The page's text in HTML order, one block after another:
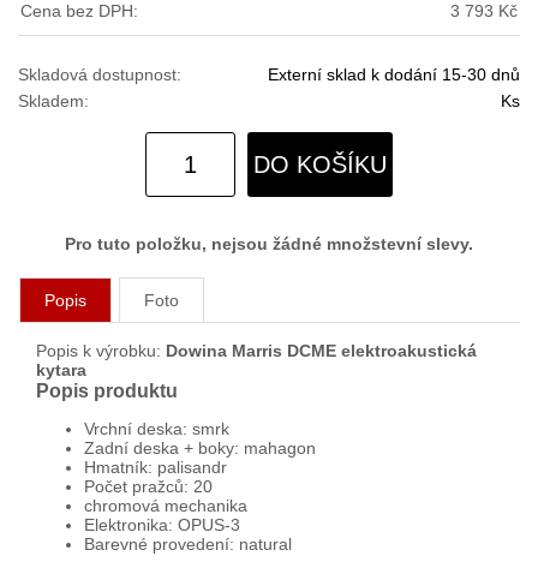
Cena bez DPH: 3 793 Kč
Skladová dostupnost:
Externí sklad k dodání 15-30 dnů
Skladem:
Ks
DO KOŠÍKU
Pro tuto položku, nejsou žádné množstevní slevy.
Popis Foto
Popis k výrobku: Dowina Marris DCME elektroakustická
kytara
Popis produktu
Vrchní deska: smrk
Zadní deska + boky: mahagon
Hmatník: palisandr
Počet pražců: 20
chromová mechanika
Elektronika: OPUS-3
Barevné provedení: natural